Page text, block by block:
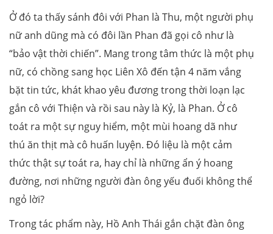
Ở đó ta thấy sánh đôi với Phan là Thu, một người phụ
nữ anh dũng mà có đôi lần Phan đã gọi cô như là
“bảo vật thời chiến”. Mang trong tâm thức là một phụ
nữ, có chồng sang học Liên Xô đến tận 4 năm vắng
bặt tin tức, khát khao yêu đương trong thời loạn lạc
gắn cô với Thiện và rồi sau này là Kỷ, là Phan. Ở cô
toát ra một sự nguy hiểm, một mùi hoang dã như
thú ăn thịt mà cô huấn luyện. Đó liệu là một cảm
thức thật sự toát ra, hay chỉ là những ẩn ý hoang
đường, nơi những người đàn ông yếu đuối không thể
ngỏ lời?
Trong tác phẩm này, Hồ Anh Thái gắn chặt đàn ông